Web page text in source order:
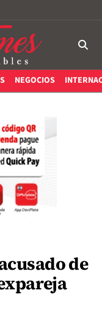
NEGOCIOS
de